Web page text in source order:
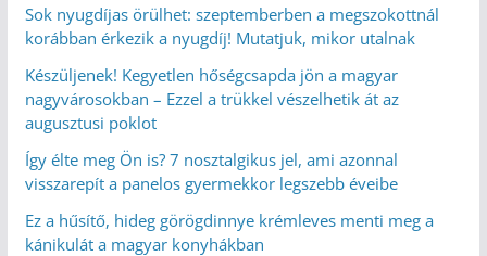
Sok nyugdíjas örülhet: szeptemberben a megszokottnál
korábban érkezik a nyugdíj! Mutatjuk, mikor utalnak
Készüljenek! Kegyetlen hőségcsapda jön a magyar
nagyvárosokban – Ezzel a trükkel vészelhetik át az
augusztusi poklot
Így élte meg Ön is? 7 nosztalgikus jel, ami azonnal
visszarepít a panelos gyermekkor legszebb éveibe
Ez a hűsítő, hideg görögdinnye krémleves menti meg a
kánikulát a magyar konyhákban